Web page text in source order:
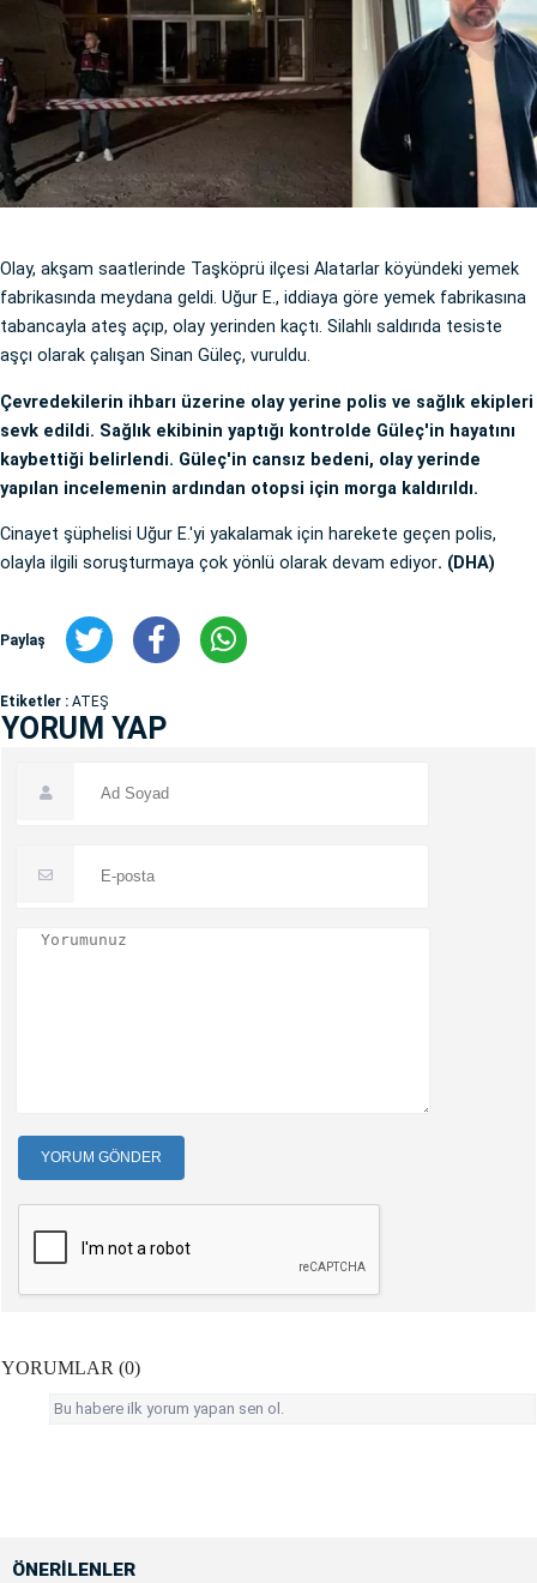
Olay, akşam saatlerinde Taşköprü ilçesi Alatarlar köyündeki yemek
fabrikasında meydana geldi. Uğur E., iddiaya göre yemek fabrikasına
tabancayla ateş açıp, olay yerinden kaçtı. Silahlı saldırıda tesiste
aşçı olarak çalışan Sinan Güleç, vuruldu.
Çevredekilerin ihbarı üzerine olay yerine polis ve sağlık ekipleri
sevk edildi. Sağlık ekibinin yaptığı kontrolde Güleç'in hayatını
kaybettiği belirlendi. Güleç'in cansız bedeni, olay yerinde
yapılan incelemenin ardından otopsi için morga kaldırıldı.
Cinayet şüphelisi Uğur E.'yi yakalamak için harekete geçen polis,
olayla ilgili soruşturmaya çok yönlü olarak devam ediyor. (DHA)
Paylaş
Etiketler : ATEŞ
YORUM YAP
YORUM GÖNDER
YORUMLAR (0)
Bu habere ilk yorum yapan sen ol.
ÖNERİLENLER